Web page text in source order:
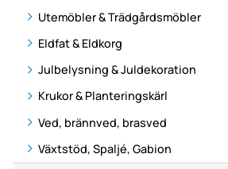
Utemöbler & Trädgårdsmöbler
Eldfat & Eldkorg
Julbelysning & Juldekoration
Krukor & Planteringskärl
Ved, brännved, brasved
Växtstöd, Spaljé, Gabion